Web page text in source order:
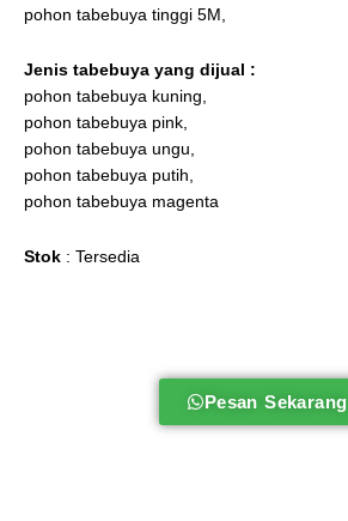
pohon tabebuya tinggi 5M,
Jenis tabebuya yang dijual :
pohon tabebuya kuning,
pohon tabebuya pink,
pohon tabebuya ungu,
pohon tabebuya putih,
pohon tabebuya magenta
Stok : Tersedia
Pesan Sekarang